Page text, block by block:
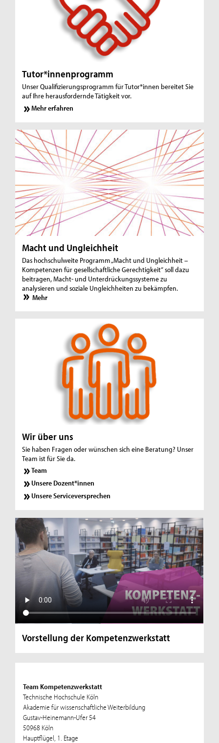
Tutor*innenprogramm
Unser Qualifizierungsprogramm für Tutor*innen bereitet Sie
auf Ihre herausfordernde Tätigkeit vor.
Mehr erfahren
Macht und Ungleichheit
Das hochschulweite Programm „Macht und Ungleichheit –
Kompetenzen für gesellschaftliche Gerechtigkeit“ soll dazu
beitragen, Macht- und Unterdrückungssysteme zu
analysieren und soziale Ungleichheiten zu bekämpfen.
Mehr
Wir über uns
Sie haben Fragen oder wünschen sich eine Beratung? Unser
Team ist für Sie da.
Team
Unsere Dozent*innen
Unsere Serviceversprechen
Vorstellung der Kompetenzwerkstatt
Team Kompetenzwerkstatt
Technische Hochschule Köln
Akademie für wissenschaftliche Weiterbildung
Gustav-Heinemann-Ufer 54
50968 Köln
Hauptflügel, 1. Etage